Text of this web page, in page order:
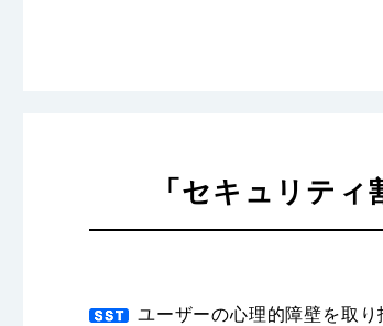
「セキュリテ
ユーザーの心理的障壁を取